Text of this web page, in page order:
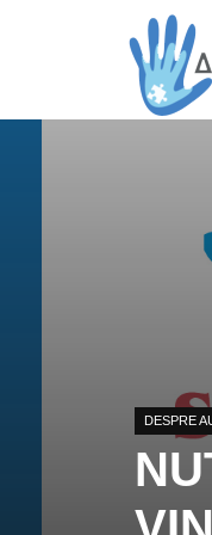
DESPRE